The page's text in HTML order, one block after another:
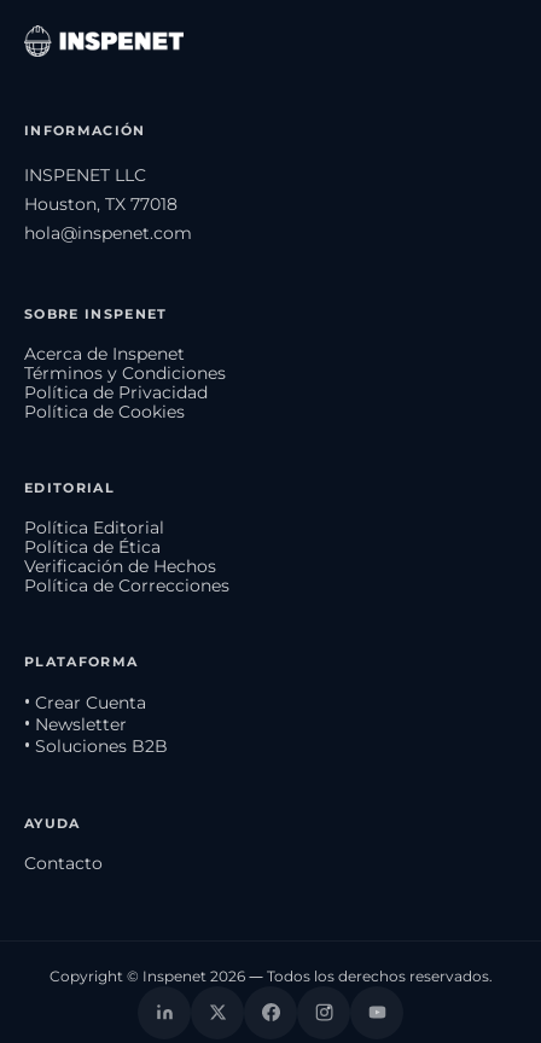
INFORMACIÓN
INSPENET LLC
Houston, TX 77018
hola@inspenet.com
SOBRE INSPENET
Acerca de Inspenet
Términos y Condiciones
Política de Privacidad
Política de Cookies
EDITORIAL
Política Editorial
Política de Ética
Verificación de Hechos
Política de Correcciones
PLATAFORMA
• Crear Cuenta
• Newsletter
• Soluciones B2B
AYUDA
Contacto
Copyright © Inspenet 2026 — Todos los derechos reservados.